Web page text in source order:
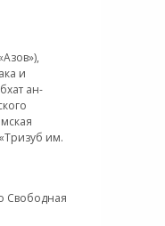
и
ан-
им.
Свободная